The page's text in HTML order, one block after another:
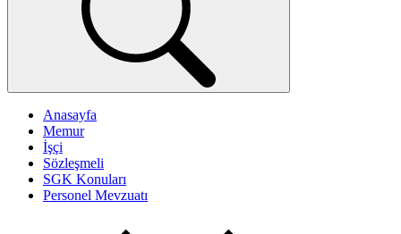
Anasayfa
Memur
İşçi
Sözleşmeli
SGK Konuları
Personel Mevzuatı